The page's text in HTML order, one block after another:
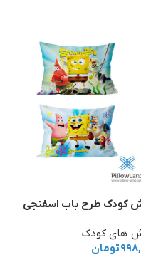
کودک طرح باب اسفنجی
های کودک
تومان